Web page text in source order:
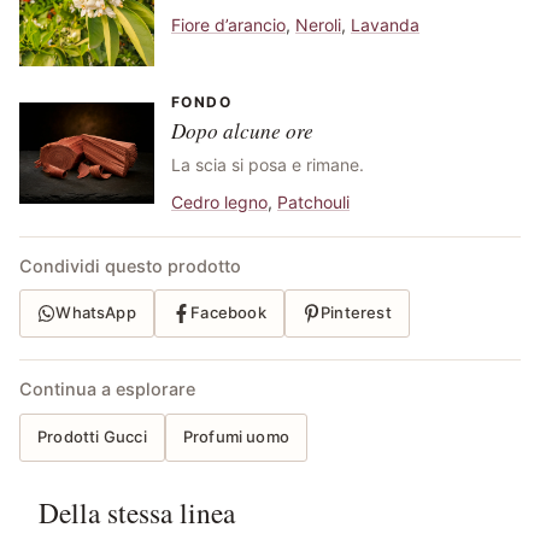
Fiore d’arancio, Neroli, Lavanda
FONDO
Dopo alcune ore
La scia si posa e rimane.
Cedro legno, Patchouli
Condividi questo prodotto
WhatsApp Facebook Pinterest
Continua a esplorare
Prodotti Gucci Profumi uomo
Della stessa linea